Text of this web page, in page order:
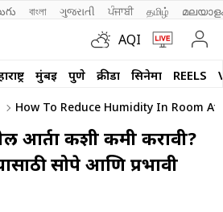
বাংলা ગુજરાતી ਪੰਜਾਬੀ தமிழ்
AQI
मुंबई पुणे क्रीडा सिनेमा REELS
How To Reduce Humidity In Room
आर्द्रता कशी कमी करावी?
सोपे आणि प्रभावी